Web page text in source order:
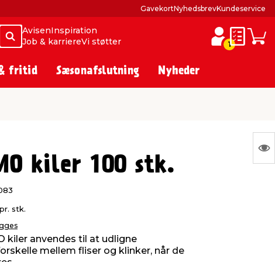
Søg
Søg
AvisenInspiration
Job & karriereVi støtter 1
GavekortNyhedsbrevKundeservice
fritid Sæsonafslutning Nyheder
kiler 100 stk.
pr. stk.
kiler anvendes til at udligne
mellem fliser og klinker, når de